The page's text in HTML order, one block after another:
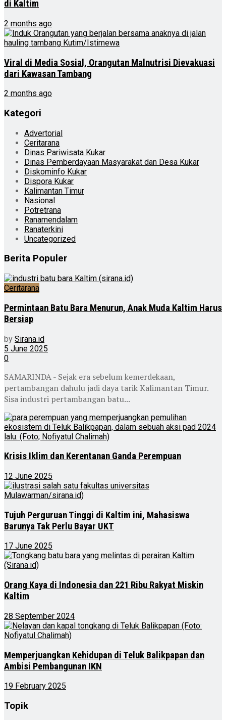
di Kaltim
2 months ago
Viral di Media Sosial, Orangutan Malnutrisi Dievakuasi
dari Kawasan Tambang
2 months ago
Kategori
Advertorial
Ceritarana
Dinas Pariwisata Kukar
Dinas Pemberdayaan Masyarakat dan Desa Kukar
Diskominfo Kukar
Dispora Kukar
Kalimantan Timur
Nasional
Potretrana
Ranamendalam
Ranaterkini
Uncategorized
Berita Populer
Ceritarana
Permintaan Batu Bara Menurun, Anak Muda Kaltim Harus
Bersiap
by Sirana.id
5 June 2025
0
SAMARINDA - Sejak era sebelum kemerdekaan,
pertambangan dahulu jadi daya tarik Kalimantan Timur.
Sisa industri pertambangan batu...
Krisis Iklim dan Kerentanan Ganda Perempuan
12 June 2025
Tujuh Perguruan Tinggi di Kaltim ini, Mahasiswa
Barunya Tak Perlu Bayar UKT
17 June 2025
Orang Kaya di Indonesia dan 221 Ribu Rakyat Miskin
Kaltim
28 September 2024
Memperjuangkan Kehidupan di Teluk Balikpapan dan
Ambisi Pembangunan IKN
19 February 2025
Topik